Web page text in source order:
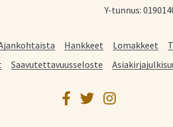
Y-tunnus:
Hankkeet Lomakkeet
Saavutettavuusseloste
Facebook
TwitterInstagram